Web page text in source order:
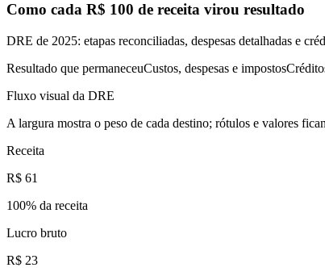
Como cada R$ 100 de receita virou resultado
DRE de 2025: etapas reconciliadas, despesas detalhadas e
Resultado que permaneceuCustos, despesas e impostos
Fluxo visual da DRE
A largura mostra o peso de cada destino; rótulos e valores
Receita
R$ 61
100% da receita
Lucro bruto
R$ 23